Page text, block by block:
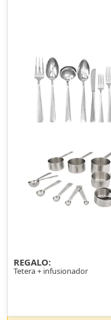
REGALO:
Tetera + infusionador